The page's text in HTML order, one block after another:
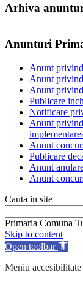
Arhiva
Anunturi
Anunt privind
Anunt privind
Anunt privind
Publicare
Notificare
Anunt privind
Anunt
Publicare
Anunt
Anunt
Cauta in site
Primaria Comuna
Skip to content
Open toolbar
Meniu accesibilitate